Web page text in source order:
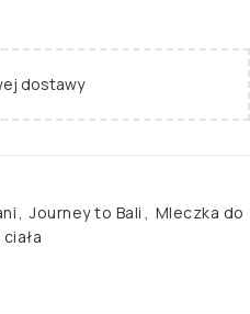
dostawy
Journey to Bali
Mleczka do